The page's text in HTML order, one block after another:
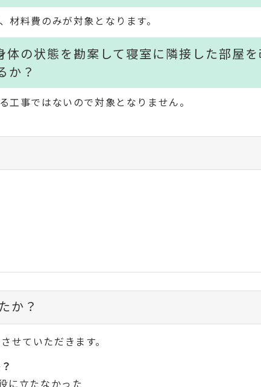
料費のみが対象となります。
の状態を勘案して寝室に隣接した部屋を
か？
事ではないので対象となりません。
か？
せていただきます。
に立たなかった